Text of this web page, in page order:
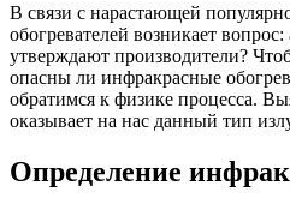
В связи с нарастающей
обогревателей возникает
утверждают производители?
опасны ли инфракрасные
обратимся к физике процесса.
оказывает на нас данный тип
Определение